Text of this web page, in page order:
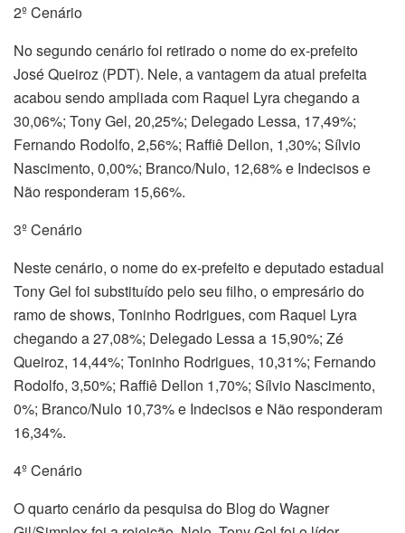
2º Cenário
No segundo cenário foi retirado o nome do ex-prefeito
José Queiroz (PDT). Nele, a vantagem da atual prefeita
acabou sendo ampliada com Raquel Lyra chegando a
30,06%; Tony Gel, 20,25%; Delegado Lessa, 17,49%;
Fernando Rodolfo, 2,56%; Raffiê Dellon, 1,30%; Sílvio
Nascimento, 0,00%; Branco/Nulo, 12,68% e Indecisos e
Não responderam 15,66%.
3º Cenário
Neste cenário, o nome do ex-prefeito e deputado estadual
Tony Gel foi substituído pelo seu filho, o empresário do
ramo de shows, Toninho Rodrigues, com Raquel Lyra
chegando a 27,08%; Delegado Lessa a 15,90%; Zé
Queiroz, 14,44%; Toninho Rodrigues, 10,31%; Fernando
Rodolfo, 3,50%; Raffiê Dellon 1,70%; Sílvio Nascimento,
0%; Branco/Nulo 10,73% e Indecisos e Não responderam
16,34%.
4º Cenário
O quarto cenário da pesquisa do Blog do Wagner